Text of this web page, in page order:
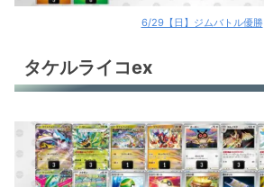
6/29【日】ジムバトル優勝
タケルライコex